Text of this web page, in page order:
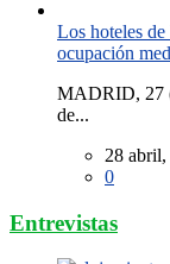
Los hoteles
ocupación
MADRID, 27
de...
28
0
Entrevistas